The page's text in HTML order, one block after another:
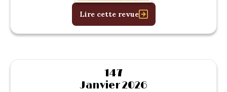
Lire cette revue
147
Janvier 2026